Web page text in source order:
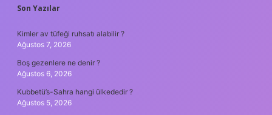
SIDEBAR
Son Yazılar
Kimler av tüfeği ruhsatı alabilir ?
Ağustos 7, 2026
Boş gezenlere ne denir ?
Ağustos 6, 2026
Kubbetü’s-Sahra hangi ülkededir ?
Ağustos 5, 2026